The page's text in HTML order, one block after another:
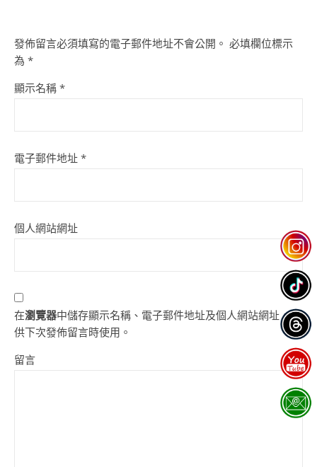
發佈留言必須填寫的電子郵件地址不會公開。 必填欄位標示
為 *
顯示名稱 *
電子郵件地址 *
個人網站網址
在瀏覽器中儲存顯示名稱、電子郵件地址及個人網站網址，以
供下次發佈留言時使用。
留言